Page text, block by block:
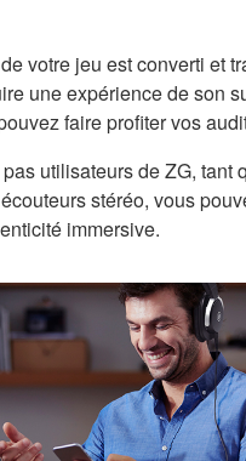
votre jeu est converti et
une expérience de son
faire profiter vos
utilisateurs de ZG, tant
stéréo, vous
immersive.